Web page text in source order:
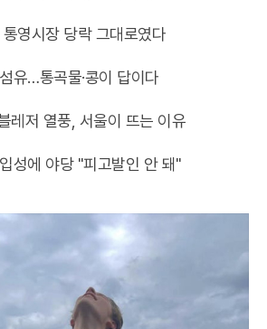
영시장 당락 그대로였다
유…통곡물·콩이 답이다
레저 열풍, 서울이 뜨는 이유
성에 야당 "피고발인 안 돼"